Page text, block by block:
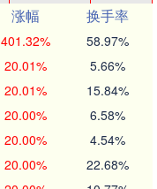
涨幅
换手率
401.32% 58.97%
20.01% 5.66%
20.01% 15.84%
20.00% 6.58%
20.00% 4.54%
20.00% 22.68%